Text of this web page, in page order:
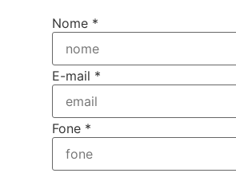
Nome *
E-mail *
Fone *